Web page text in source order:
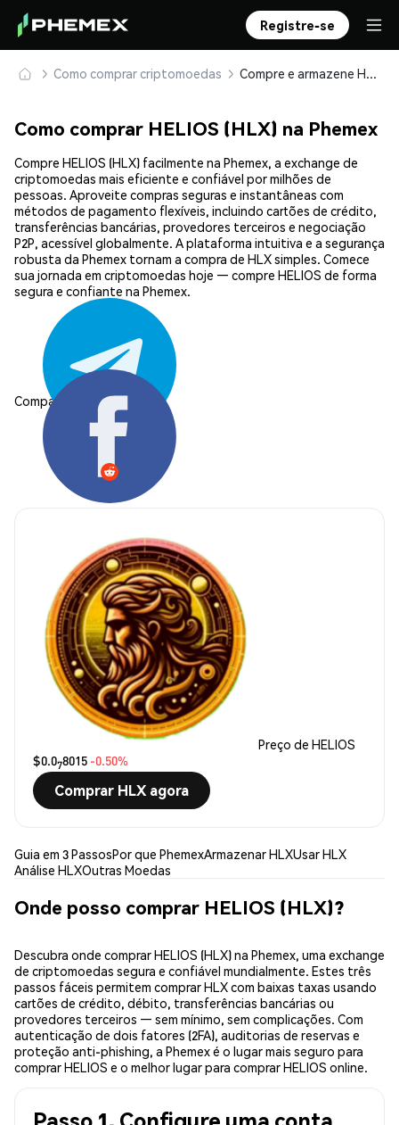
Registre-se
Como comprar criptomoedas Compre e armazene HELIOS (HLX) com segurança
Como comprar HELIOS (HLX) na Phemex
Compre HELIOS (HLX) facilmente na Phemex, a exchange de
criptomoedas mais eficiente e confiável por milhões de
pessoas. Aproveite compras seguras e instantâneas com
métodos de pagamento flexíveis, incluindo cartões de crédito,
transferências bancárias, provedores terceiros e negociação
P2P, acessível globalmente. A plataforma intuitiva e a segurança
robusta da Phemex tornam a compra de HLX simples. Comece
sua jornada em criptomoedas hoje — compre HELIOS de forma
segura e confiante na Phemex.
Compartilhar:
Preço de HELIOS
$0.078015 -0.50%
Comprar HLX agora
Guia em 3 PassosPor que PhemexArmazenar HLXUsar HLX
Análise HLXOutras Moedas
Onde posso comprar HELIOS (HLX)?
Descubra onde comprar HELIOS (HLX) na Phemex, uma exchange
de criptomoedas segura e confiável mundialmente. Estes três
passos fáceis permitem comprar HLX com baixas taxas usando
cartões de crédito, débito, transferências bancárias ou
provedores terceiros — sem mínimo, sem complicações. Com
autenticação de dois fatores (2FA), auditorias de reservas e
proteção anti-phishing, a Phemex é o lugar mais seguro para
comprar HELIOS e o melhor lugar para comprar HELIOS online.